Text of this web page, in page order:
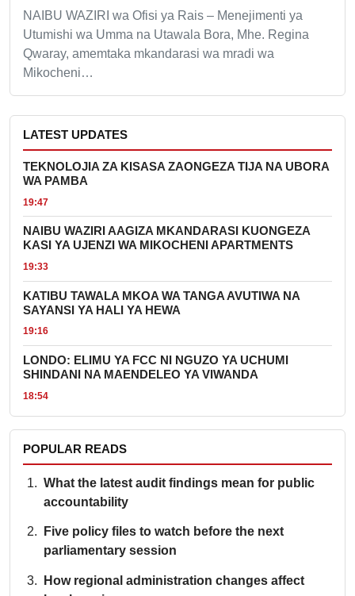
NAIBU WAZIRI wa Ofisi ya Rais – Menejimenti ya
Utumishi wa Umma na Utawala Bora, Mhe. Regina
Qwaray, amemtaka mkandarasi wa mradi wa
Mikocheni…
LATEST UPDATES
TEKNOLOJIA ZA KISASA ZAONGEZA TIJA NA UBORA
WA PAMBA
19:47
NAIBU WAZIRI AAGIZA MKANDARASI KUONGEZA
KASI YA UJENZI WA MIKOCHENI APARTMENTS
19:33
KATIBU TAWALA MKOA WA TANGA AVUTIWA NA
SAYANSI YA HALI YA HEWA
19:16
LONDO: ELIMU YA FCC NI NGUZO YA UCHUMI
SHINDANI NA MAENDELEO YA VIWANDA
18:54
POPULAR READS
What the latest audit findings mean for public
accountability
Five policy files to watch before the next
parliamentary session
How regional administration changes affect